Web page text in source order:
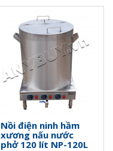
Nồi điện ninh hầm
xương nấu nước
phở 120 lít NP-120L